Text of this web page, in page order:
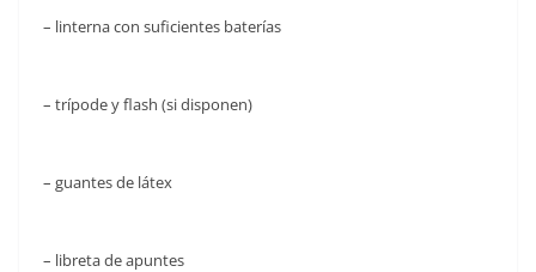
– linterna con suficientes baterías
– trípode y flash (si disponen)
– guantes de látex
– libreta de apuntes